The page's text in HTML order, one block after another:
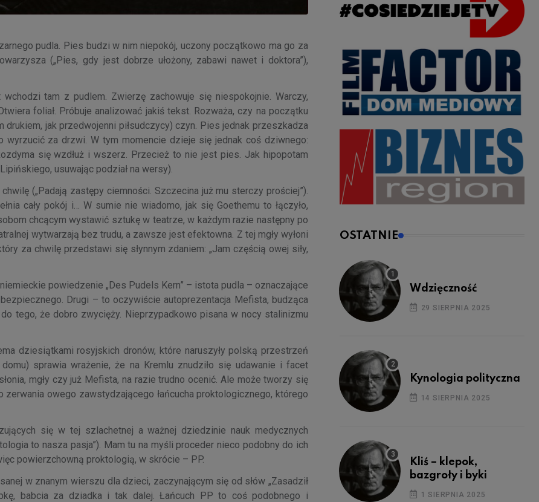
pudla. Pies budzi w nim niepokój, uczony początkowo ma go za
(„Pies, gdy jest dobrze ułożony, zabawi nawet i doktora”),
tam z pudlem. Zwierzę zachowuje się niespokojnie. Warczy,
foliał. Próbuje analizować jakiś tekst. Rozważa, czy na początku
jak przedwojenni piłsudczycy) czyn. Pies jednak przeszkadza
za drzwi. W tym momencie dzieje się jednak coś dziwnego:
się wzdłuż i wszerz. Przecież to nie jest pies. Jak hipopotam
usuwając podział na wersy).
(„Padają zastępy ciemności. Szczecina już mu sterczy prościej”).
cały pokój i… W sumie nie wiadomo, jak się Goethemu to łączyło,
chcącym wystawić sztukę w teatrze, w każdym razie następny po
wytwarzają bez trudu, a zawsze jest efektowna. Z tej mgły wyłoni
za chwilę przedstawi się słynnym zdaniem: „Jam częścią owej siły,
powiedzenie „Des Pudels Kern” – istota pudla – oznaczające
Drugi – to oczywiście autoprezentacja Mefista, budząca
tego, że dobro zwycięży. Nieprzypadkowo pisana w nocy stalinizmu
dziesiątkami rosyjskich dronów, które naruszyły polską przestrzeń
sprawia wrażenie, że na Kremlu znudziło się udawanie i facet
mgły czy już Mefista, na razie trudno ocenić. Ale może tworzy się
owego zawstydzającego łańcucha proktologicznego, którego
się w tej szlachetnej a ważnej dziedzinie nauk medycznych
to nasza pasja”). Mam tu na myśli proceder nieco podobny do ich
powierzchowną proktologią, w skrócie – PP.
w znanym wierszu dla dzieci, zaczynającym się od słów „Zasadził
babcia za dziadka i tak dalej. Łańcuch PP to coś podobnego i
OSTATNIE
Wdzięczność
29 SIERPNIA 2025
Kynologia polityczna
14 SIERPNIA 2025
Kliś – klepok,
bazgroły i byki
1 SIERPNIA 2025